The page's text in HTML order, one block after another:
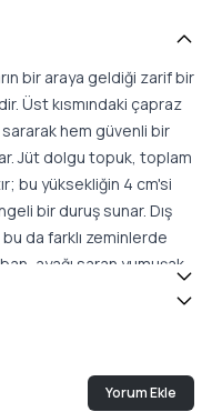
bir araya geldiği zarif bir
Üst kısmındaki çapraz
hem güvenli bir
Jüt dolgu topuk, toplam
bu yüksekliğin 4 cm'si
bir duruş sunar. Dış
da farklı zeminlerde
ayağı saran yumuşak
verir. Deri ve taban,
kombinlere kadar
gerçek bedene uyar; iki
Yorum Ekle